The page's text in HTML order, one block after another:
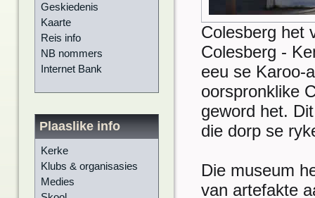
Geskiedenis
Kaarte
Reis info
NB nommers
Internet Bank
Plaaslike info
Kerke
Klubs & organisasies
Medies
Colesberg het
Colesberg -
eeu se Karoo-
oorspronklike
geword het.
die dorp se
Die museum
van artefakte